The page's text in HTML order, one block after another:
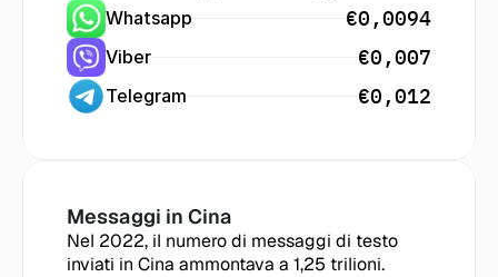
Whatsapp €0,0094
Viber €0,007
Telegram €0,012
Messaggi in Cina
Nel 2022, il numero di messaggi di testo
inviati in Cina ammontava a 1,25 trilioni.